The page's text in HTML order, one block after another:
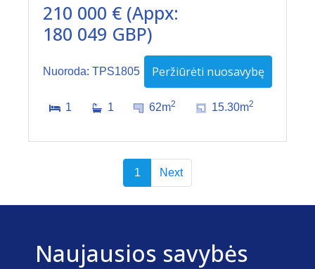
210 000 € (Appx:
180 049 GBP)
Nuoroda: TPS1805 Peržiūrėti nuosavybę
1 1 62m2 15.30m2
1 Next
Naujausios savybės